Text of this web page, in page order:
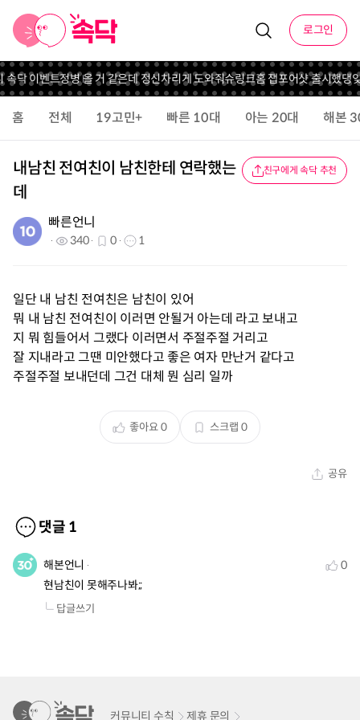
로그인
닥 이벤트정병 올 거 같은데 정신차리게 도와줘슈링크홈 잽포어샷 출시했댕
홈 전체 19고민+ 빠른 10대 아는 20대 해본
내남친 전여친이 남친한테 연락했는
데
친구에게 속닥 추천
빠른언니
340 0 1
일단 내 남친 전여친은 남친이 있어
뭐 내 남친 전여친이 이러면 안될거 아는데 라고 보내고
지 뭐 힘들어서 그랬다 이러면서 주절주절 거리고
잘 지내라고 그땐 미안했다고 좋은 여자 만난거 같다고
주절주절 보내던데 그건 대체 뭔 심리 일까
좋아요0 스크랩 0
공유
댓글 1
해본언니
0
현남친이 못해주나봐;;
답글쓰기
커뮤니티 수칙 제휴 문의